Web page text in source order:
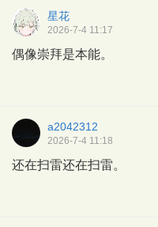
星花
2026-7-4 11:17
偶像崇拜是本能。
a2042312
2026-7-4 11:18
还在扫雷还在扫雷。